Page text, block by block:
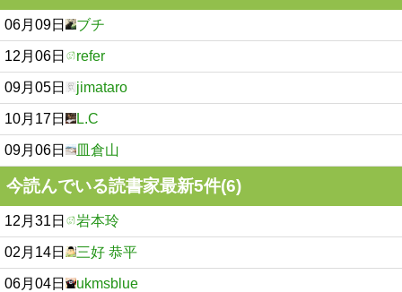
06月09日 ブチ
12月06日 refer
09月05日 jimataro
10月17日 L.C
09月06日 皿倉山
今読んでいる読書家最新5件(6)
12月31日 岩本玲
02月14日 三好 恭平
06月04日 ukmsblue